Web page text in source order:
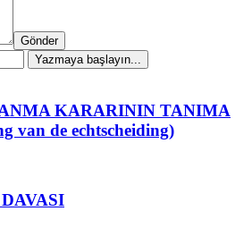
Gönder
KARARININ TANIMA
van de echtscheiding)